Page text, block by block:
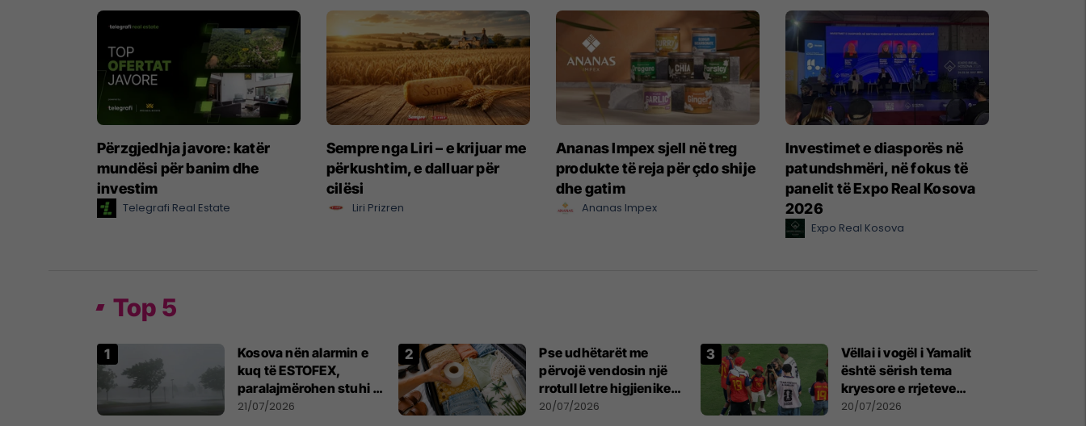
Përzgjedhja javore: katër
mundësi për banim dhe
investim
Telegrafi Real Estate
Sempre nga Liri – e krijuar me
përkushtim, e dalluar për
cilësi
Liri Prizren
Ananas Impex sjell në treg
produkte të reja për çdo shije
dhe gatim
Ananas Impex
Investimet e diasporës në
patundshmëri, në fokus të
panelit të Expo Real Kosova
2026
Expo Real Kosova
Top 5
Kosova nën alarmin e
kuq të ESTOFEX,
paralajmërohen stuhi të
fuqishme me breshër
21/07/2026
Pse udhëtarët me
përvojë vendosin një
rrotull letre higjienike
në valixhe
20/07/2026
Vëllai i vogël i Yamalit
është sërish tema
kryesore e rrjeteve
sociale - vodhi
20/07/2026